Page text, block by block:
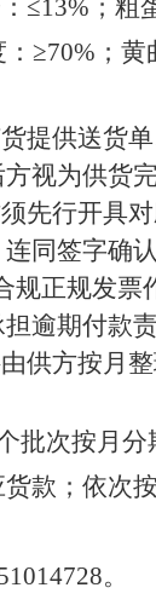
≤13% ；粗
≥70% ；
提供送货
视为供货完
先行开具
同签字确
规正规发票
逾期付款责
供方按月
批次按月分
款；依次
。